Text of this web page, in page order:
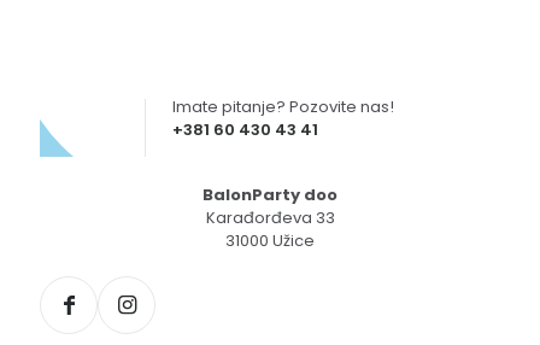
+381 60 430 43 41
Imate pitanje? Pozovite nas!
BalonParty doo
Karađorđeva 33
31000 Užice